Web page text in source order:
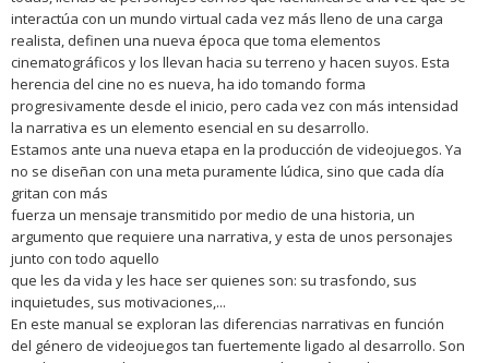
interactúa con un mundo virtual cada vez más lleno de una carga
realista, definen una nueva época que toma elementos
cinematográficos y los llevan hacia su terreno y hacen suyos. Esta
herencia del cine no es nueva, ha ido tomando forma
progresivamente desde el inicio, pero cada vez con más intensidad
la narrativa es un elemento esencial en su desarrollo.
Estamos ante una nueva etapa en la producción de videojuegos. Ya
no se diseñan con una meta puramente lúdica, sino que cada día
gritan con más
fuerza un mensaje transmitido por medio de una historia, un
argumento que requiere una narrativa, y esta de unos personajes
junto con todo aquello
que les da vida y les hace ser quienes son: su trasfondo, sus
inquietudes, sus motivaciones,...
En este manual se exploran las diferencias narrativas en función
del género de videojuegos tan fuertemente ligado al desarrollo. Son